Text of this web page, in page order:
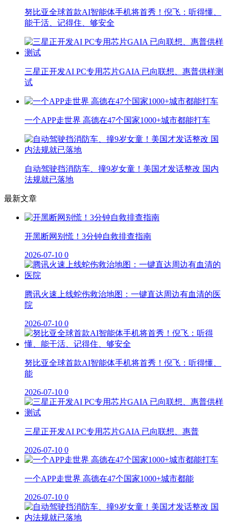
努比亚全球首款AI智能体手机将首秀！倪飞：听得懂、
能干活、记得住、够安全
三星正开发AI PC专用芯片GAIA 已向联想、惠普供样测
试
一个APP走世界 高德在47个国家1000+城市都能打车
自动驾驶挡消防车、撞9岁女童！美国才发话整改 国内
法规就已落地
最新文章
开黑断网别慌！3分钟自救排查指南
2026-07-10 0
腾讯火速上线蛇伤救治地图：一键直达周边有血清的医
院
2026-07-10 0
努比亚全球首款AI智能体手机将首秀！倪飞：听得懂、
能
2026-07-10 0
三星正开发AI PC专用芯片GAIA 已向联想、惠普
2026-07-10 0
一个APP走世界 高德在47个国家1000+城市都能
2026-07-10 0